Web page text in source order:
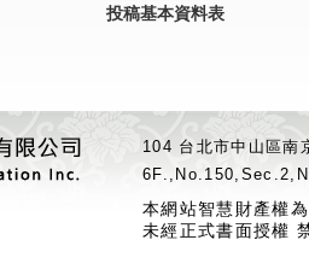
投稿基本資料表
104 台北市中山區
本網站智慧財產權
未經正式書面授權